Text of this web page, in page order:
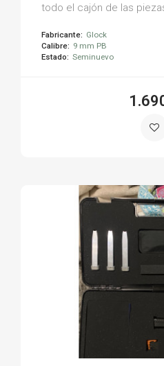
todo el cajón de las
Fabricante: Glock
Calibre: 9 mm PB
Estado: Seminuevo